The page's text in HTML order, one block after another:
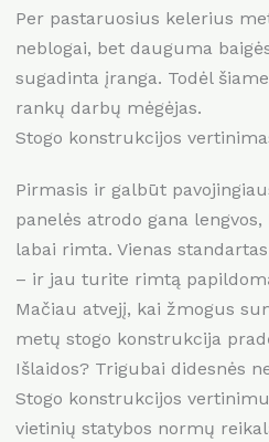
Per pastaruosius kelerius
neblogai, bet dauguma
sugadinta įranga. Todėl
rankų darbų mėgėjas.
Stogo konstrukcijos
Pirmasis ir galbūt
panelės atrodo gana
labai rimta. Vienas
– ir jau turite rimtą
Mačiau atvejį, kai žmogus
metų stogo konstrukcija
Išlaidos? Trigubai didesnės
Stogo konstrukcijos
vietinių statybos normų